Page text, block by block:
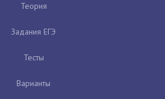
Теория
Задания ЕГЭ
Тесты
Варианты